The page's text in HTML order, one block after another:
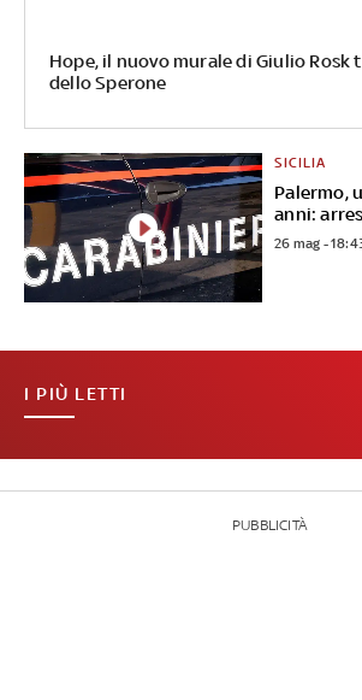
Hope, il nuovo murale di Giulio Rosk
dello Sperone
Palermo,
anni:
SICILIA
26 mag -
I PIÙ LETTI
PUBBLICITÀ